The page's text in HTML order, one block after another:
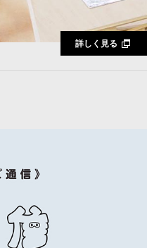
詳しく見る